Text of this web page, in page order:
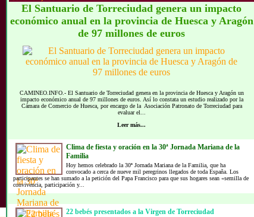
El Santuario de Torreciudad genera un impacto
económico anual en la provincia de Huesca y Aragón
de 97 millones de euros
CAMINEO.INFO.- El Santuario de Torreciudad genera en la provincia de Huesca y Aragón un
impacto económico anual de 97 millones de euros. Así lo constata un estudio realizado por la
Cámara de Comercio de Huesca, por encargo de la Asociación Patronato de Torreciudad para
evaluar el...
Leer más...
Clima de fiesta y oración en la 30ª Jornada Mariana de la
Familia
Hoy hemos celebrado la 30ª Jornada Mariana de la Familia, que ha
convocado a cerca de nueve mil peregrinos llegados de toda España. Los
participantes se han sumado a la petición del Papa Francisco para que sus hogares sean «semilla de
convivencia, participación y...
22 bebés presentados a la Virgen de Torreciudad